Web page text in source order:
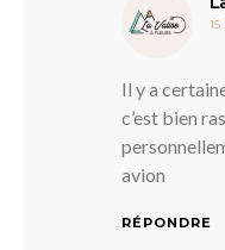
Il y a
c’est bien
avion
RÉPONDRE